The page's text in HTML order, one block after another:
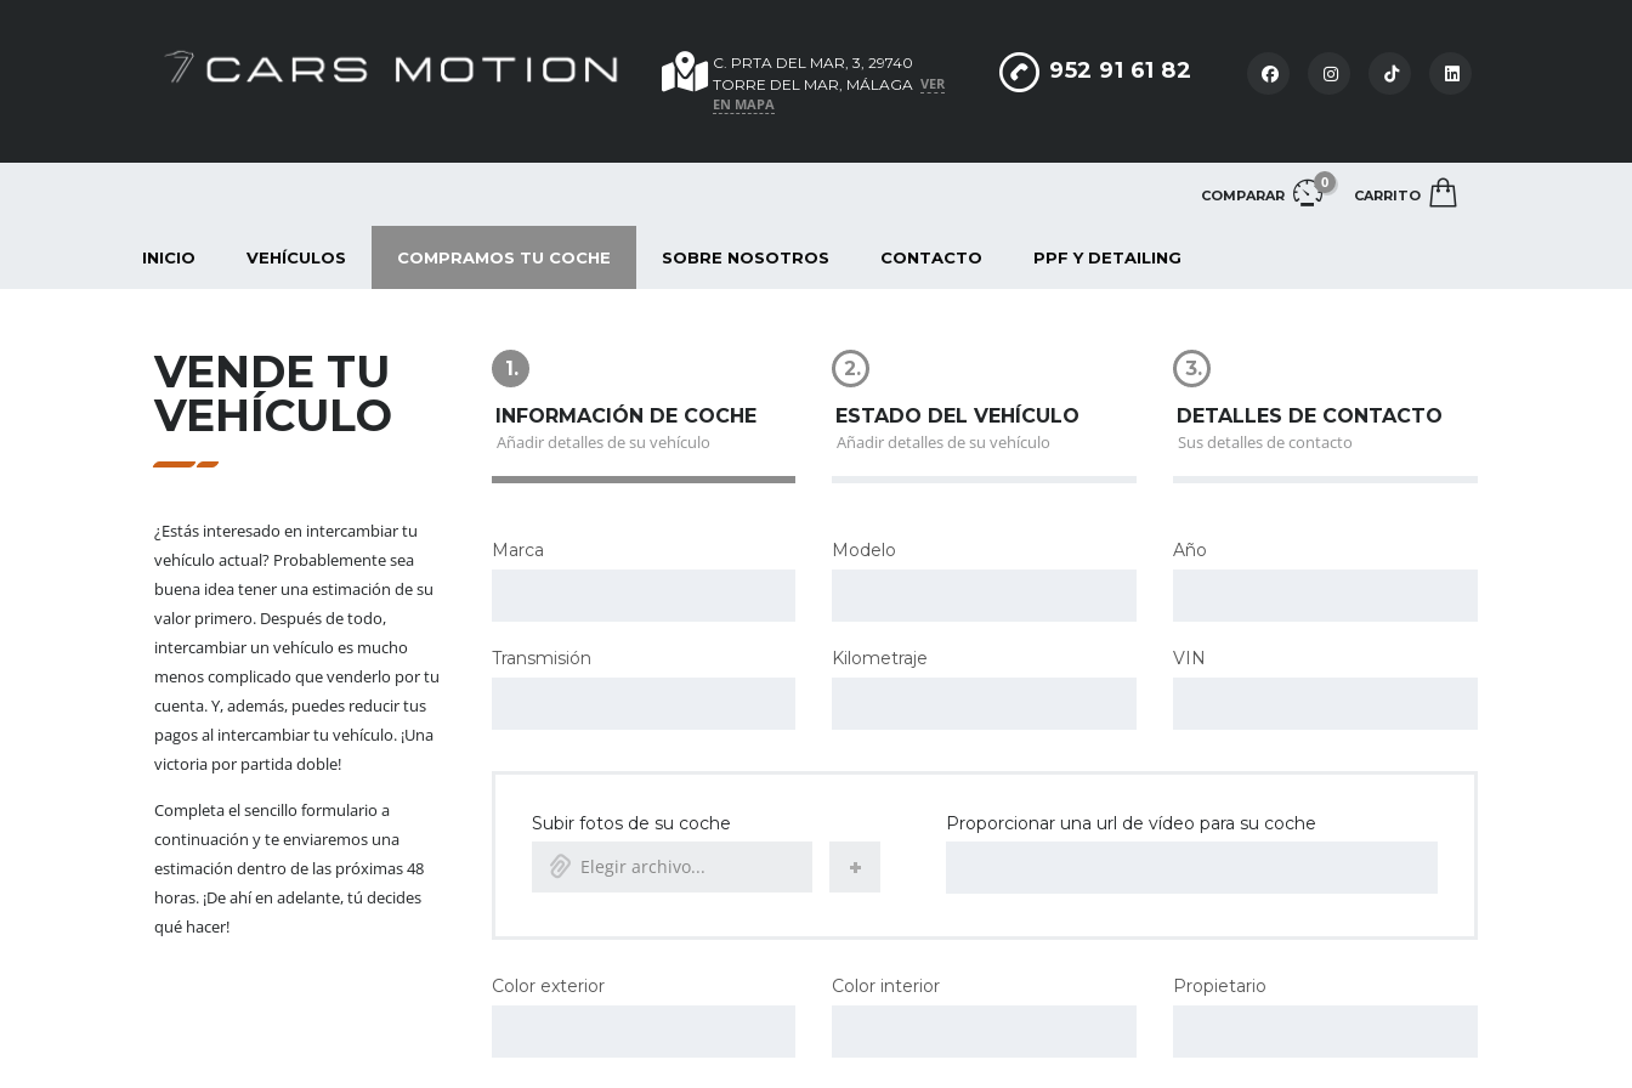
952 91 61 82
C. PRTA DEL MAR, 3, 29740
TORRE DEL MAR, MÁLAGA VER
EN MAPA
COMPARAR
0
CARRITO
INICIO VEHÍCULOS COMPRAMOS TU COCHE SOBRE NOSOTROS CONTACTO PPF Y DETAILING
VENDE TU
VEHÍCULO
¿Estás interesado en intercambiar tu
vehículo actual? Probablemente sea
buena idea tener una estimación de su
valor primero. Después de todo,
intercambiar un vehículo es mucho
menos complicado que venderlo por tu
cuenta. Y, además, puedes reducir tus
pagos al intercambiar tu vehículo. ¡Una
victoria por partida doble!
Completa el sencillo formulario a
continuación y te enviaremos una
estimación dentro de las próximas 48
horas. ¡De ahí en adelante, tú decides
qué hacer!
1.
INFORMACIÓN DE COCHE
Añadir detalles de su vehículo
2.
ESTADO DEL VEHÍCULO
Añadir detalles de su vehículo
3.
DETALLES DE CONTACTO
Sus detalles de contacto
Marca Modelo Año
Transmisión Kilometraje VIN
Subir fotos de su coche
Elegir archivo...
Proporcionar una url de vídeo para su coche
Color exterior Color interior Propietario